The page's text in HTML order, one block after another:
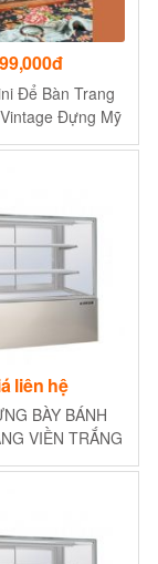
Để Bàn Trang
Đựng Mỹ
Ly Chén Kiểu
liên hệ
BÀY BÁNH
VIỀN TRẮNG
(2NGĂN)